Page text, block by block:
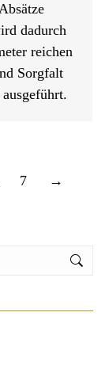
dadurch
reichen
Sorgfalt
7 →